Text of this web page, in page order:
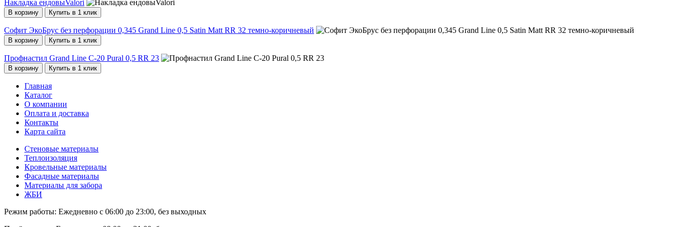
Накладка ендовыValori
В корзину Купить в 1 клик
Софит ЭкоБрус без перфорации 0,345 Grand Line 0,5 Satin Matt RR 32 темно-коричневый
В корзину Купить в 1 клик
Профнастил Grand Line С-20 Pural 0,5 RR 23
В корзину Купить в 1 клик
Главная
Каталог
О компании
Оплата и доставка
Контакты
Карта сайта
Стеновые материалы
Теплоизоляция
Кровельные материалы
Фасадные материалы
Материалы для забора
ЖБИ
Режим работы: Ежедневно с 06:00 до 23:00, без выходных